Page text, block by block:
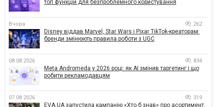
топ функцій для безпроблемного користування
Вчора 262
Disney віддав Marvel, Star Wars і Pixar TikTok-креаторам:
бренди змінюють правила роботи з UGC
08.08.2026 834
Meta Andromeda у 2026 році: як AI змінив таргетинг і що
робити рекламодавцям
07.08.2026 319
EVA.UA запустила кампанію «Хто б знав» про асортимент,